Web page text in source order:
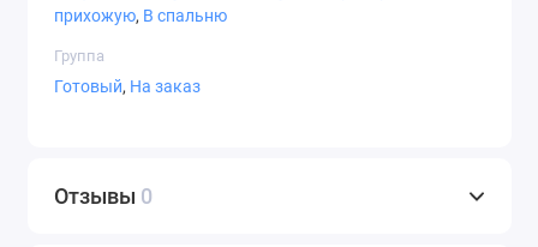
прихожую, В спальню
Группа
Готовый, На заказ
Отзывы 0